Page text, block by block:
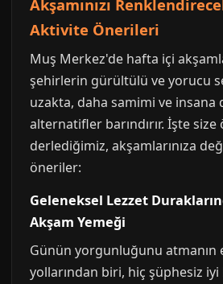
Akşamınızı
Aktivite Önerileri
Muş Merkez'de hafta içi
şehirlerin gürültülü ve yorucu
uzakta, daha samimi ve insana
alternatifler barındırır. İşte size
derlediğimiz, akşamlarınıza
öneriler:
Geleneksel Lezzet
Akşam Yemeği
Günün yorgunluğunu atmanın
yollarından biri, hiç şüphesiz